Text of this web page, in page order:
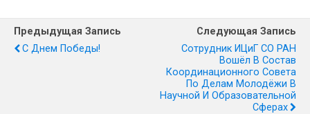
Предыдущая Запись
С Днем Победы!
Следующая Запись
Сотрудник ИЦиГ СО РАН
Вошёл В Состав
Координационного Совета
По Делам Молодёжи В
Научной И Образовательной
Сферах